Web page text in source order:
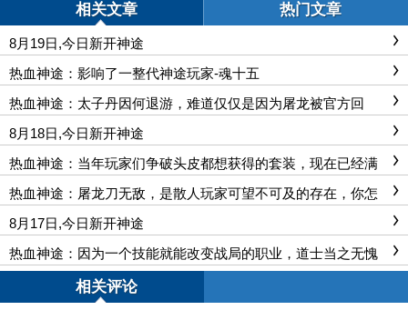
相关文章 热门文章
8月19日,今日新开神途
热血神途：影响了一整代神途玩家-魂十五
热血神途：太子丹因何退游，难道仅仅是因为屠龙被官方回
收？
8月18日,今日新开神途
热血神途：当年玩家们争破头皮都想获得的套装，现在已经满
大街了
热血神途：屠龙刀无敌，是散人玩家可望不可及的存在，你怎
么看？
8月17日,今日新开神途
热血神途：因为一个技能就能改变战局的职业，道士当之无愧
相关评论